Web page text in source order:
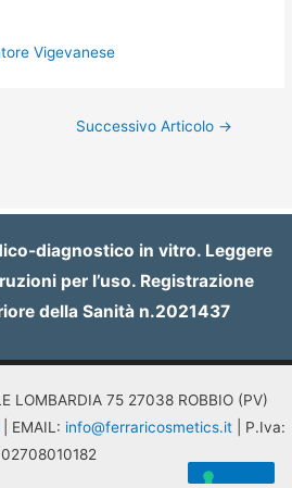
Vigevanese
Successivo Articolo →
diagnostico in vitro. Leggere
per l’uso. Registrazione
della Sanità n.2021437
LOMBARDIA 75 27038 ROBBIO (PV)
| EMAIL: info@ferraricosmetics.it
| P.Iva:
02708010182